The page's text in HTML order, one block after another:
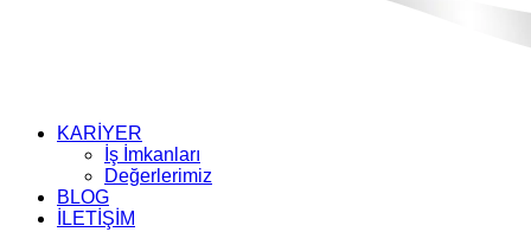
KARİYER
İş İmkanları
Değerlerimiz
BLOG
İLETİŞİM